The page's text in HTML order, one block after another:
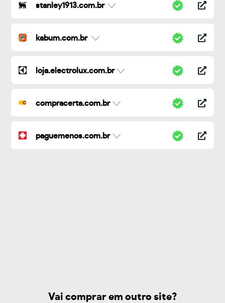
stanley1913.com.br
kabum.com.br
loja.electrolux.com.br
compracerta.com.br
paguemenos.com.br
Vai comprar em outro site?